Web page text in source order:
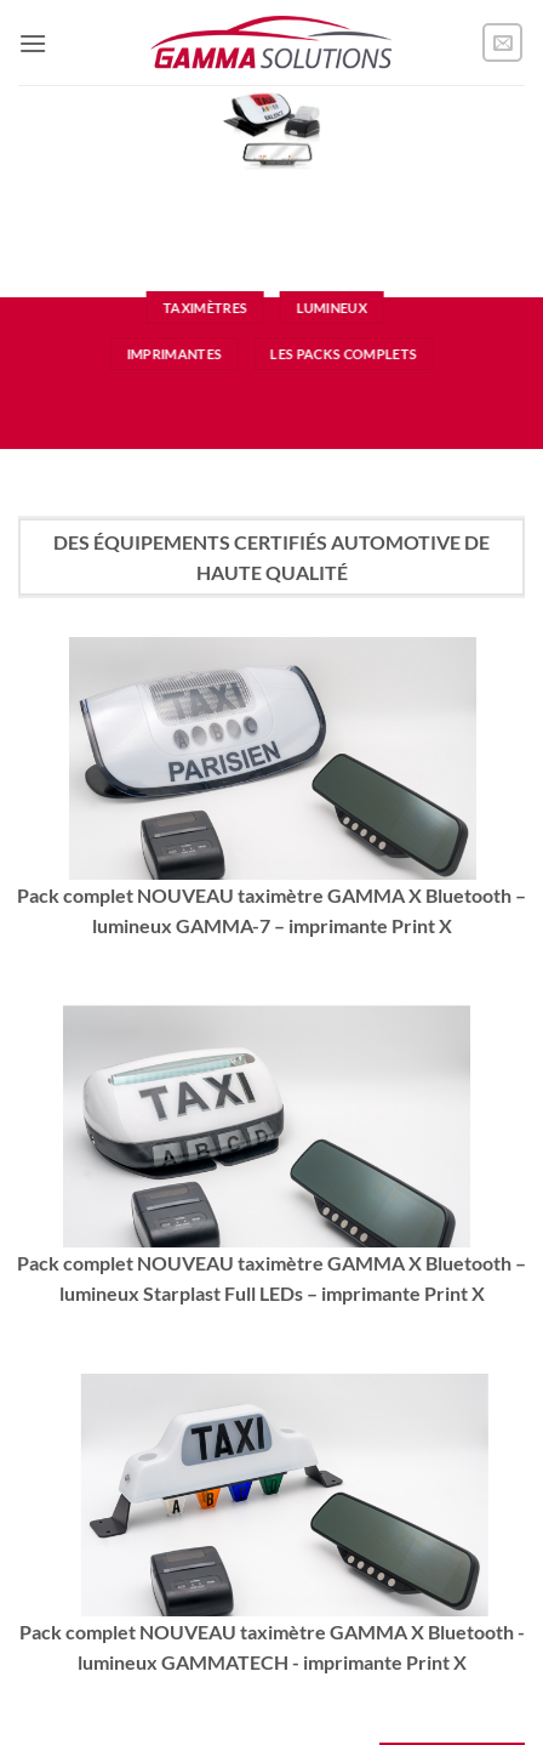
TAXIMÈTRES LUMINEUX
IMPRIMANTES LES PACKS COMPLETS
DES ÉQUIPEMENTS CERTIFIÉS AUTOMOTIVE DE
HAUTE QUALITÉ
Pack complet NOUVEAU taximètre GAMMA X Bluetooth –
lumineux GAMMA-7 – imprimante Print X
Pack complet NOUVEAU taximètre GAMMA X Bluetooth –
lumineux Starplast Full LEDs – imprimante Print X
Pack complet NOUVEAU taximètre GAMMA X Bluetooth -
lumineux GAMMATECH - imprimante Print X